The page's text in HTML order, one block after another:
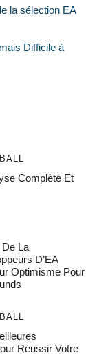
la sélection EA
Difficile à
Complète Et
La
D’EA
Optimisme Pour
Réussir Votre